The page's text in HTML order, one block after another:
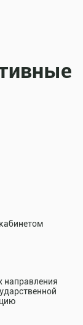
направления